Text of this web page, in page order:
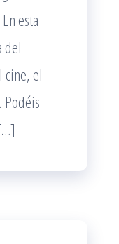
esta
del
cine, el